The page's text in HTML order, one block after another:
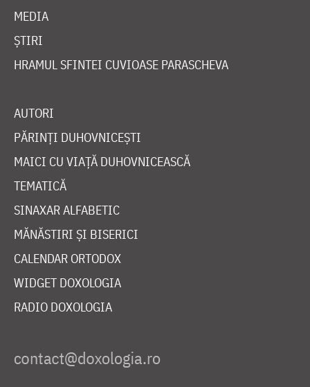
MEDIA
ȘTIRI
HRAMUL SFINTEI CUVIOASE PARASCHEVA
AUTORI
PĂRINȚI DUHOVNICEȘTI
MAICI CU VIAȚĂ DUHOVNICEASCĂ
TEMATICĂ
SINAXAR ALFABETIC
MĂNĂSTIRI ȘI BISERICI
CALENDAR ORTODOX
WIDGET DOXOLOGIA
RADIO DOXOLOGIA